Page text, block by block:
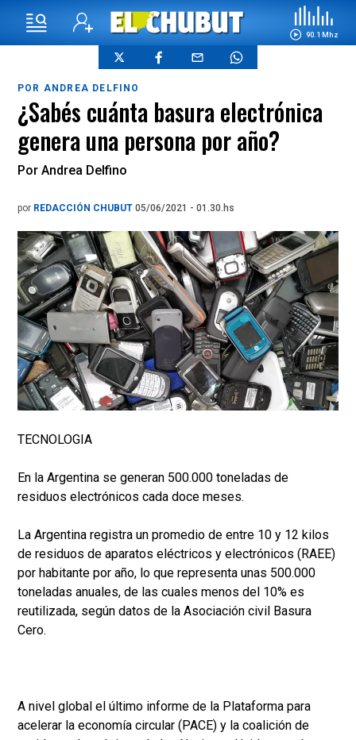
90.1 Mhz
POR ANDREA DELFINO
¿Sabés cuánta basura electrónica
genera una persona por año?
Por Andrea Delfino
por REDACCIÓN CHUBUT 05/06/2021 - 01.30.hs
TECNOLOGIA
En la Argentina se generan 500.000 toneladas de
residuos electrónicos cada doce meses.
La Argentina registra un promedio de entre 10 y 12 kilos
de residuos de aparatos eléctricos y electrónicos (RAEE)
por habitante por año, lo que representa unas 500.000
toneladas anuales, de las cuales menos del 10% es
reutilizada, según datos de la Asociación civil Basura
Cero.
A nivel global el último informe de la Plataforma para
acelerar la economía circular (PACE) y la coalición de